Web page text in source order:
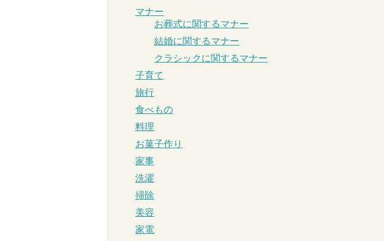
マナー
お葬式に関するマナー
結婚に関するマナー
クラシックに関するマナー
子育て
旅行
食べもの
料理
お菓子作り
家事
洗濯
掃除
美容
家電